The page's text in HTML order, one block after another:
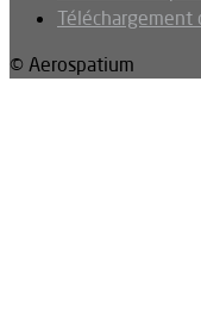
Téléchargement
© Aerospatium